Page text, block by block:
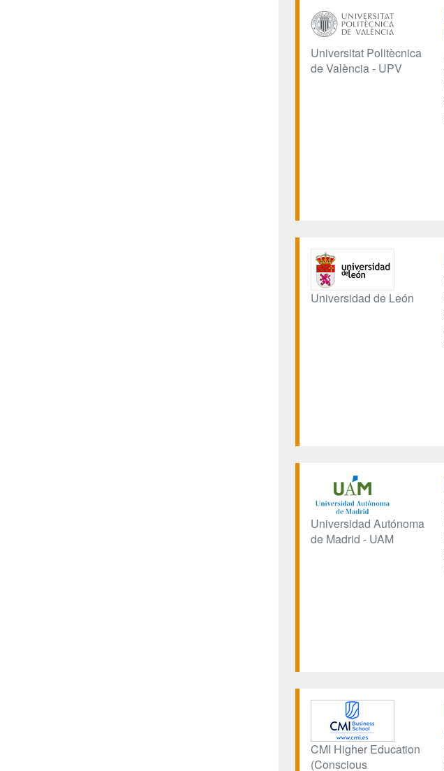
Universitat Politècnica
de València - UPV
Universidad de León
Universidad Autónoma
de Madrid - UAM
CMI Higher Education
(Conscious